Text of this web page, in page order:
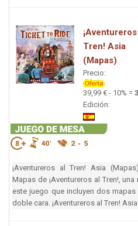
Tren! Asia
(Mapas)
Precio:
39,99 € - 10% =
Edición:
¡Aventureros al Tren! Asia
Mapas de ¡Aventureros al Tren!,
este juego que incluyen dos
doble cara. ¡Aventureros al Tren!